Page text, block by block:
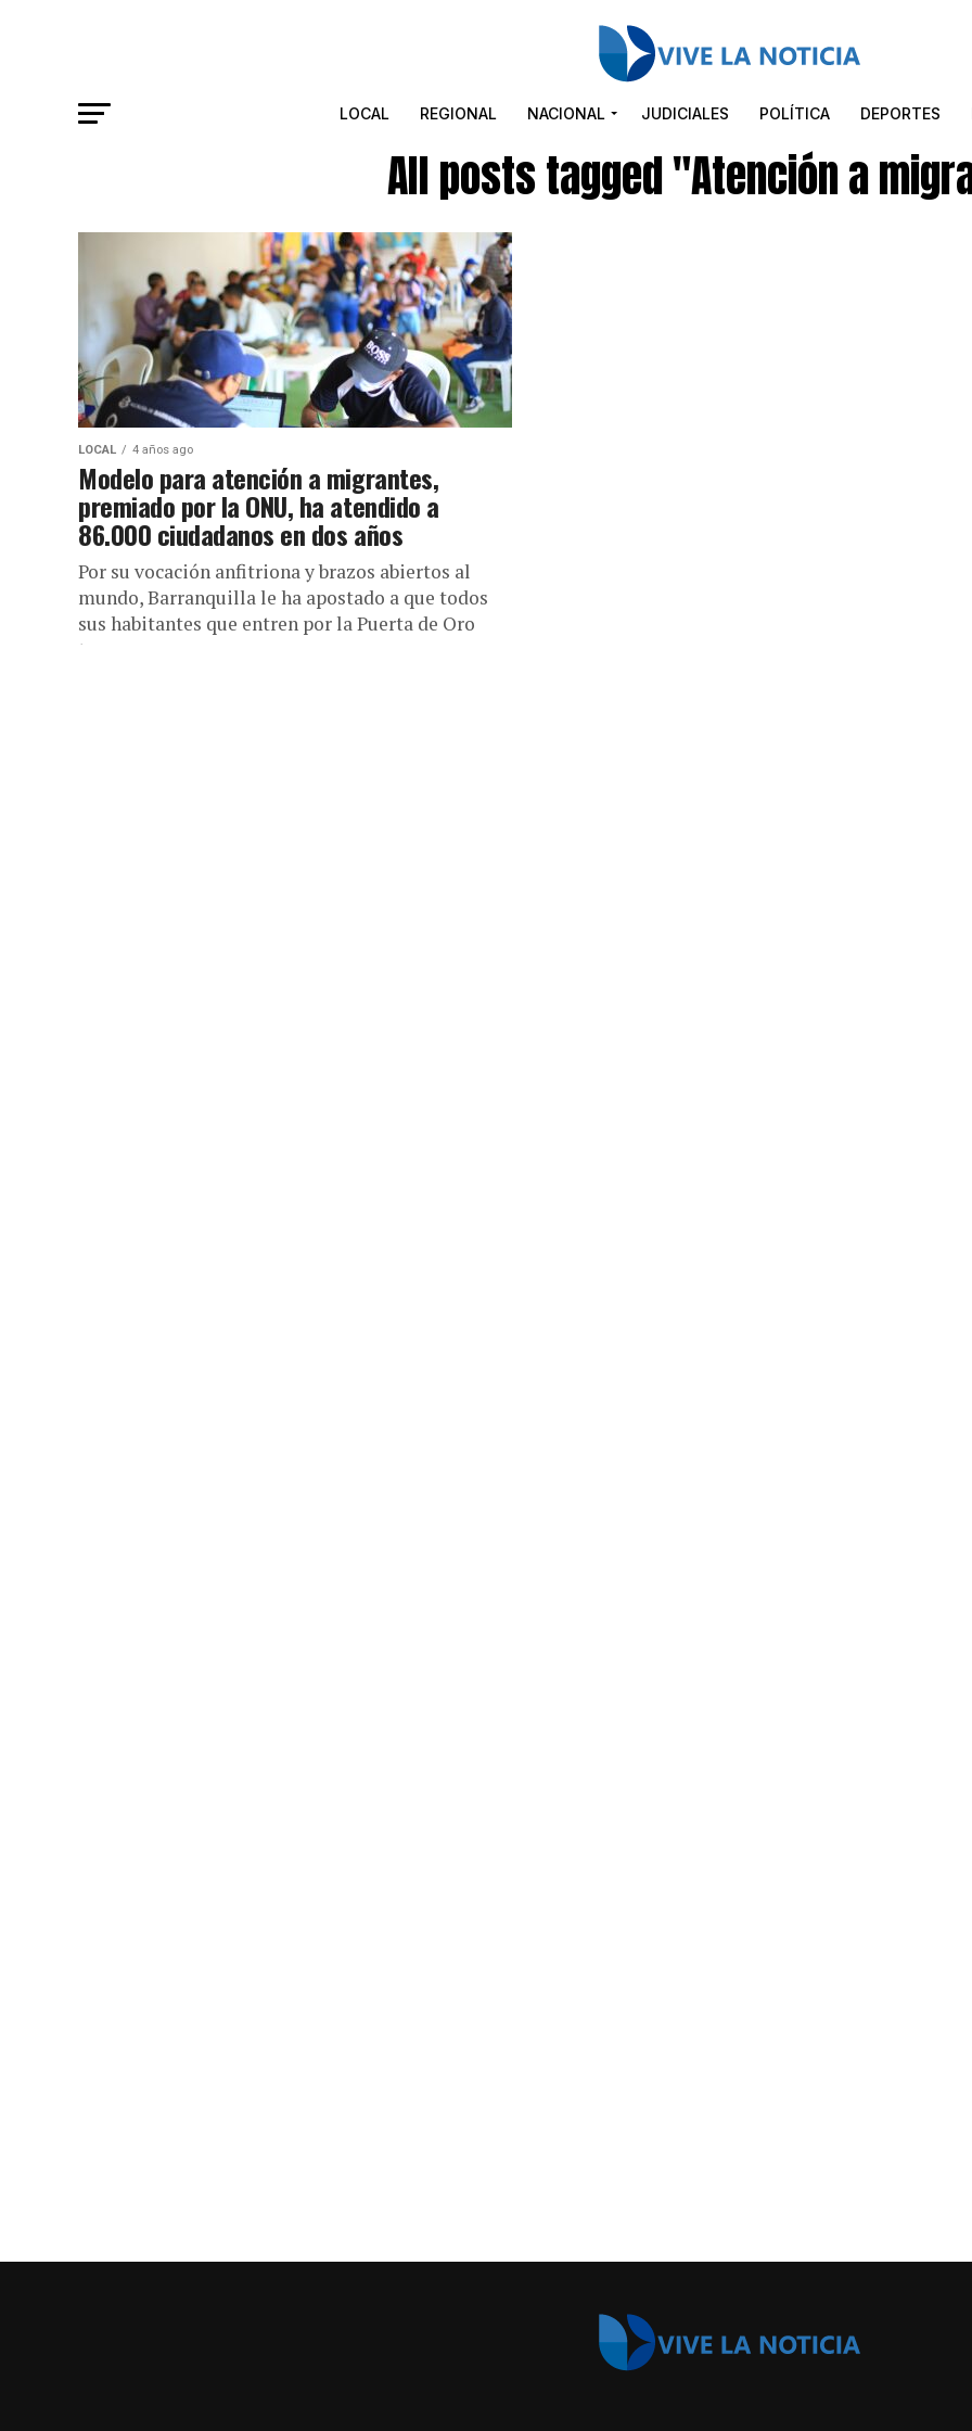
LOCAL REGIONAL NACIONAL JUDICIALES POLÍTICA DEPORTES
All posts tagged "Atención a
LOCAL 4 años ago
Modelo para atención a migrantes,
premiado por la ONU, ha atendido a
86.000 ciudadanos en dos años
Por su vocación anfitriona y brazos abiertos al
mundo, Barranquilla le ha apostado a que todos
sus habitantes que entren por la Puerta de Oro
tengan...